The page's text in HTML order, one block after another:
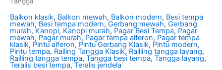
Balkon klasik, Balkon mewah, Balkon modern, Besi tempa
mewah, Besi tempa modern,Gerbang mewah, Gerbang
murah, Kanopi, Kanopi murah, Pagar Besi Tempa, Pagar
mewah, Pagar murah, Pagar tempa alferon, Pagar tempa
klasik, Pintu alferon, Pintu Gerbang Klasik, Pintu modern,
Pintu tempa, Railing Tangga Klasik, Railling tangga layang,
Railling tangga tempa, Tangga besi tempa, Tangga layang,
Teralis besi tempa, Teralis jendela